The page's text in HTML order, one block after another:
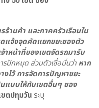
านค้า และภาคครัวเรือนใน
แจ้งจุดคัดแยกขยะของตัว
าหน้าที่ของเขตจัดรถมารับ
ปักหมุด ส่วนตัวเชื่อมั่นว่าหาก
งไว้ การจัดการปัญหาขยะ
แบบให้กับเขตอื่นๆ ของ
ขตปทุมวันระบุ